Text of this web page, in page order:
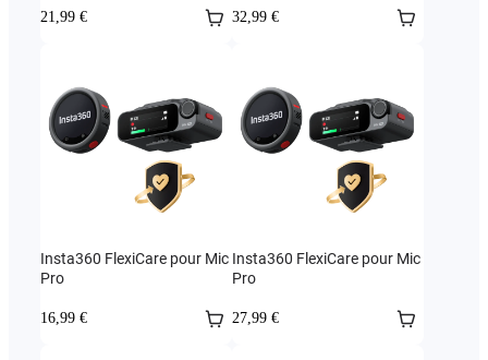
21,99 € 32,99 €
Insta360 FlexiCare pour Mic
Pro
16,99 €
Insta360 FlexiCare pour Mic
Pro
27,99 €